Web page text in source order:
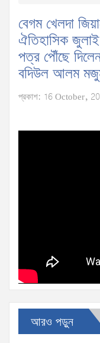
বেগম খেলদা
ঐতিহাসিক
পত্র পৌঁছে
বদিউল আলম
প্রকাশ: 16 October,
আরও পড়ুন